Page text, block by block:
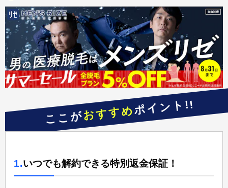
ここがおすすめポイント!!
1.いつでも解約できる特別返金保証！